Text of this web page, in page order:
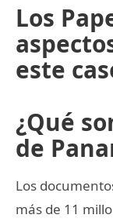
Los
este
¿Qué
de
Los
más de 11